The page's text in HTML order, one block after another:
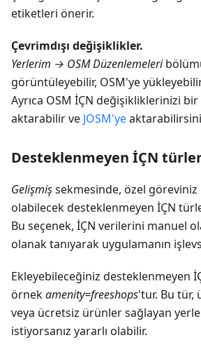
etiketleri önerir.
Çevrimdışı değişiklikler.
Yerlerim → OSM Düzenlemeleri
görüntüleyebilir, OSM'ye
Ayrıca OSM İÇN değişikliklerinizi bir
aktarabilir ve JOSM'ye
Desteklenmeyen İÇN
Gelişmişsekmesinde, özel göreviniz
olabilecek desteklenmeyen İÇN
Bu seçenek, İÇN verilerini manuel
olanak tanıyarak uygulamanın
Ekleyebileceğiniz desteklenmeyen
örnekamenity=freeshops'tur. Bu tür,
veya ücretsiz ürünler sağlayan
istiyorsanız yararlı olabilir.